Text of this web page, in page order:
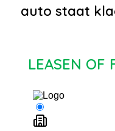
auto staat
LEASEN OF